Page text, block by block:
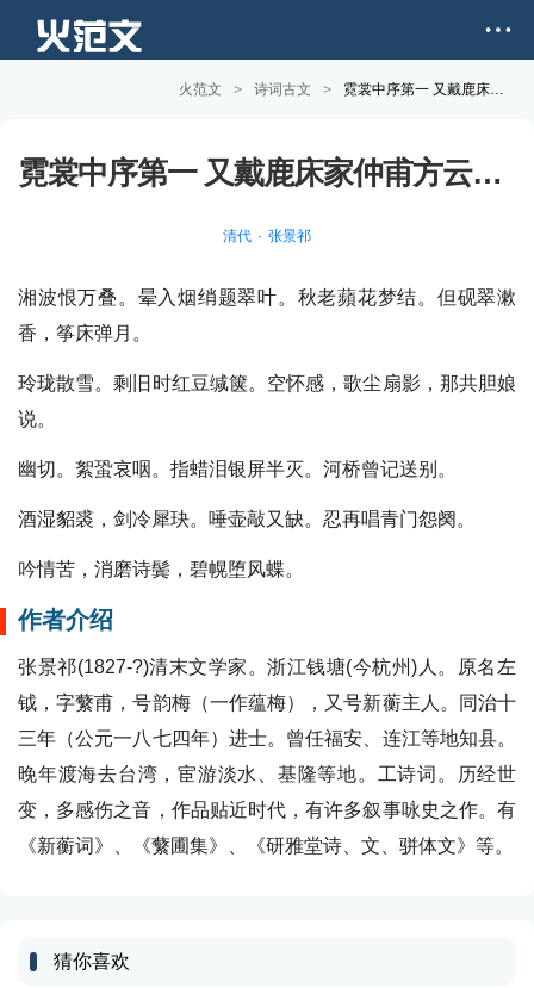
火范文 > 诗词古文 > 霓裳中序第一 又戴鹿床家仲甫方云泉诸老，用前韵题拙稿，率赋奉呈原文和赏析
霓裳中序第一 又戴鹿床家仲甫方云泉诸老，用前韵题拙稿，率赋奉呈
清代 张景祁
湘波恨万叠。晕入烟绡题翠叶。秋老蘋花梦结。但砚翠漱
香，筝床弹月。
玲珑散雪。剩旧时红豆缄箧。空怀感，歌尘扇影，那共胆娘
说。
幽切。絮蛩哀咽。指蜡泪银屏半灭。河桥曾记送别。
酒湿貂裘，剑冷犀玦。唾壶敲又缺。忍再唱青门怨阕。
吟情苦，消磨诗鬓，碧幌堕风蝶。
作者介绍
张景祁(1827-?)清末文学家。浙江钱塘(今杭州)人。原名左
钺，字蘩甫，号韵梅（一作蕴梅），又号新蘅主人。同治十
三年（公元一八七四年）进士。曾任福安、连江等地知县。
晚年渡海去台湾，宦游淡水、基隆等地。工诗词。历经世
变，多感伤之音，作品贴近时代，有许多叙事咏史之作。有
《新蘅词》、《蘩圃集》、《研雅堂诗、文、骈体文》等。
猜你喜欢